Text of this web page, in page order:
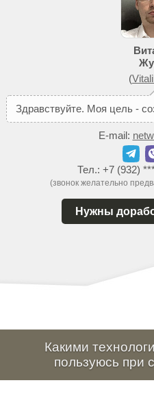
(
Здравствуйте. Моя цель - со
E-mail:
Тел.: +7 (932)
(звонок желательно
Нужны
Какими
пользуюсь при